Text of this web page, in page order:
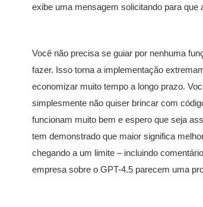
exibe uma mensagem solicitando para
Você não precisa se guiar por nenhuma
fazer. Isso torna a implementação
economizar muito tempo a longo prazo.
simplesmente não quiser brincar com
funcionam muito bem e espero que seja
tem demonstrado que maior significa
chegando a um limite – incluindo
empresa sobre o GPT-4.5 parecem uma